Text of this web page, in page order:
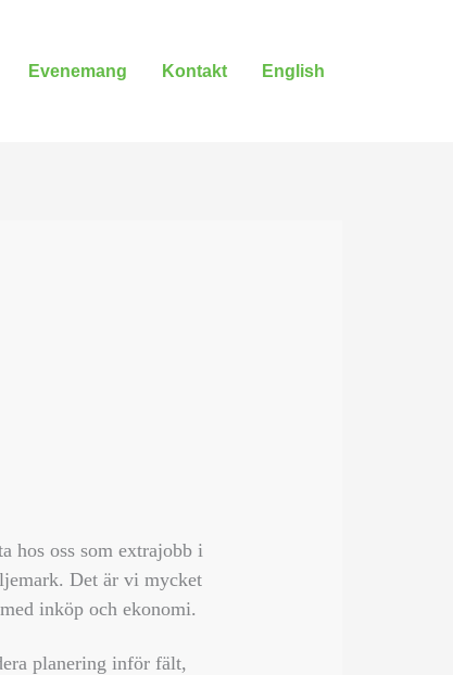
Evenemang Kontakt English
hos oss som extrajobb i
Det är vi mycket
inköp och ekonomi.
planering inför fält,